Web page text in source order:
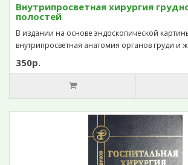
Внутрипросветная хирургия
полостей
В издании на основе эндоскопической
внутрипросветная анатомия органов груди и
350р.